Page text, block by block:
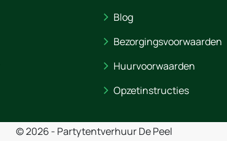
Blog
Bezorgingsvoorwaarden
Huurvoorwaarden
Opzetinstructies
© 2026 - Partytentverhuur De Peel